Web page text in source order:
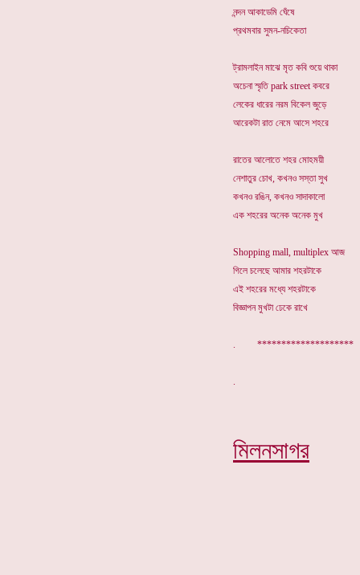
নন্দন আকাডেমি ঘেঁষে
প্রথমবার সুমন-নচিকেতা
ট্রামলাইন মাঝে মৃত কবি শুয়ে থাকা
অচেনা স্মৃতি park street কবরে
লেকের ধারের নরম বিকেল জুড়ে
আরেকটা রাত নেমে আসে শহরে
রাতের আলোতে শহর মোহময়ী
নেশাতুর চোখ, কখনও সস্তা সুখ
কখনও রঙিন, কখনও সাদাকালো
এক শহরের অনেক অনেক মুখ
Shopping mall, multiplex আজ
গিলে চলেছে আমার শহরটাকে
এই শহরের মধ্যে শহরটাকে
বিজ্ঞাপন মুখটা ঢেকে রাখে
. ********************
মিলনসাগর